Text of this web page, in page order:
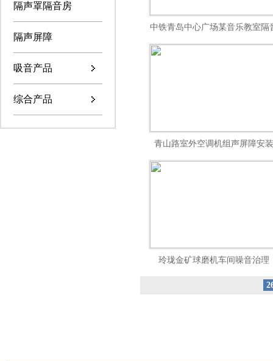
隔声罩隔音房
隔声屏障
吸音产品
综合产品
中铁青岛中心广场某音乐教室隔
青山路室外空调机组声屏障安装
玲珑金矿球磨机车间噪音治理